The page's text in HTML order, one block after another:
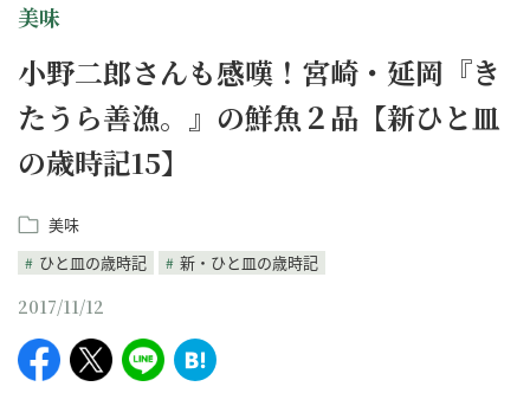
美味
小野二郎さんも感嘆！宮崎・延岡『き
たうら善漁。』の鮮魚２品【新ひと皿
の歳時記15】
美味
ひと皿の歳時記
新・ひと皿の歳時記
2017/11/12